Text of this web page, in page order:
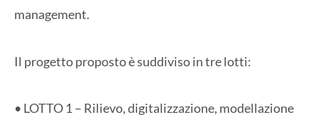
management.
Il progetto proposto è suddiviso in tre lotti:
• LOTTO 1 – Rilievo, digitalizzazione, modellazione